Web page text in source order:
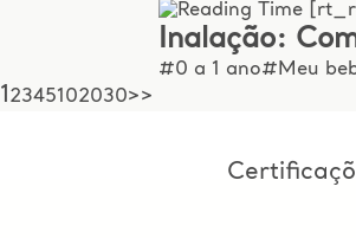
Inalação:
#0 a 1 ano#Meu
12345102030>>